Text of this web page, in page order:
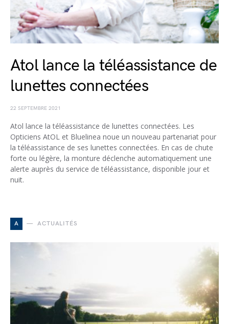
Atol lance la téléassistance de
lunettes connectées
22 SEPTEMBRE 2021
Atol lance la téléassistance de lunettes connectées. Les
Opticiens AtOL et Bluelinea noue un nouveau partenariat pour
la téléassistance de ses lunettes connectées. En cas de chute
forte ou légère, la monture déclenche automatiquement une
alerte auprès du service de téléassistance, disponible jour et
nuit.
A ACTUALITÉS